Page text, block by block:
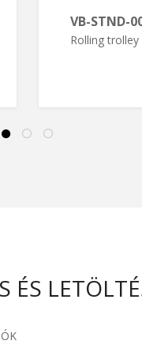
VB-STND-
Rolling
ÉS